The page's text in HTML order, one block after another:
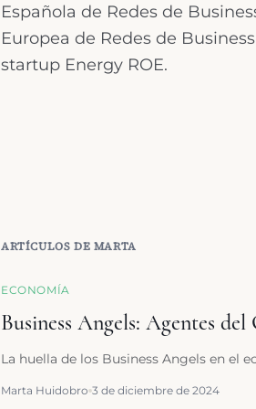
Española de Redes de
Europea de Redes de
startup Energy ROE.
ARTÍCULOS DE MARTA
ECONOMÍA
Business Angels: Agentes
La huella de los Business Angels en el
Marta Huidobro 3 de diciembre de 2024